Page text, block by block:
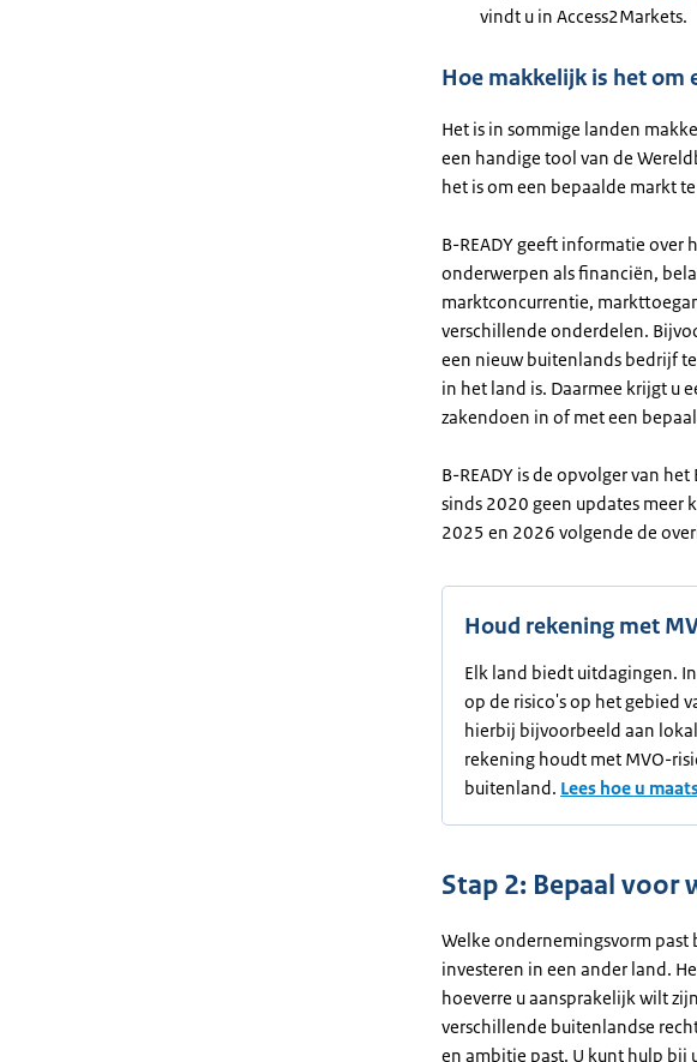
vindt u in Access2Markets.
Hoe makkelijk is het om
Het is in sommige landen
een handige tool van de
het is om een bepaalde markt
B-READY geeft informatie over
onderwerpen als financiën,
marktconcurrentie,
verschillende onderdelen.
een nieuw buitenlands bedrijf
in het land is. Daarmee krijgt u
zakendoen in of met een
B-READY is de opvolger van
sinds 2020 geen updates meer
2025 en 2026 volgende de
Houd rekening met
Elk land biedt uitdagingen.
op de risico's op het gebied
hierbij bijvoorbeeld aan
rekening houdt met MVO-
buitenland. Lees hoe u
Stap 2: Bepaal voor
Welke ondernemingsvorm past
investeren in een ander land.
hoeverre u aansprakelijk wilt
verschillende buitenlandse
en ambitie past. U kunt hulp bij